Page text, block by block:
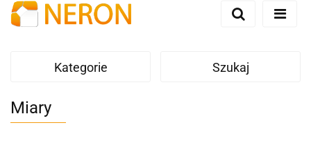
Zaloguj się
Zgody cookies
Kategorie Szukaj
Miary